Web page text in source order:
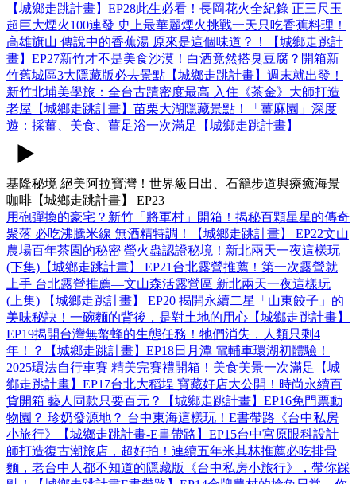
【城鄉走跳計畫】EP28此生必看！長岡花火全紀錄 正三尺玉
超巨大煙火100連發 史上最華麗煙火挑戰一天只吃香蕉料理！
高雄旗山 傳說中的香蕉湯 原來是這個味道？！【城鄉走跳計
畫】EP27新竹才不是美食沙漠！白酒竟然搭臭豆腐？開箱新
竹舊城區3大隱藏版必去景點【城鄉走跳計畫】 週末就出發！
新竹北埔美學旅：全台古蹟密度最高 入住《茶金》大師打造
老屋【城鄉走跳計畫】 苗栗大湖隱藏景點！「薑麻園」深度
遊：採薑、美食、薑足浴一次滿足【城鄉走跳計畫】
基隆秘境 絕美阿拉寶灣！世界級日出、石籠步道與療癒海景
咖啡【城鄉走跳計畫】 EP23
用砲彈換的豪宅？新竹「將軍村」開箱！揭秘百顆星星的傳奇
聚落 必吃沸騰米線 無酒精特調！【城鄉走跳計畫】 EP22文山
農場百年茶園的秘密 螢火蟲認證秘境！新北兩天一夜這樣玩
(下集)【城鄉走跳計畫】 EP21台北露營推薦！第一次露營就
上手 台北露營推薦—文山森活露營區 新北兩天一夜這樣玩
(上集) 【城鄉走跳計畫】 EP20 ‪ 揭開永續二星「山東餃子」的
美味秘訣！一碗麵的背後，是對土地的用心【城鄉走跳計畫】
EP19揭開台灣無螫蜂的生態任務！牠們消失，人類只剩4
年！？【城鄉走跳計畫】EP18日月潭 電輔車環湖初體驗！
2025環法自行車賽 精美完賽禮開箱！美食美景一次滿足【城
鄉走跳計畫】EP17台北大稻埕 寶藏好店大公開！時尚永續百
貨開箱 藝人同款只要百元？【城鄉走跳計畫】EP16免門票動
物園？ 珍奶發源地？ 台中東海這樣玩！E書帶路《台中私房
小旅行》【城鄉走跳計畫-E書帶路】EP15台中宮原眼科設計
師打造復古潮旅店，超好拍！連續五年米其林推薦必吃排骨
麵，老台中人都不知道的隱藏版《台中私房小旅行》，帶你踩